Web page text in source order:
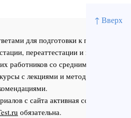
↑ Вверх
для подготовки к первичной
переаттестации и повышения
работников со средним и высшим
с лекциями и методическими
с сайта активная ссылка на
обязательна.